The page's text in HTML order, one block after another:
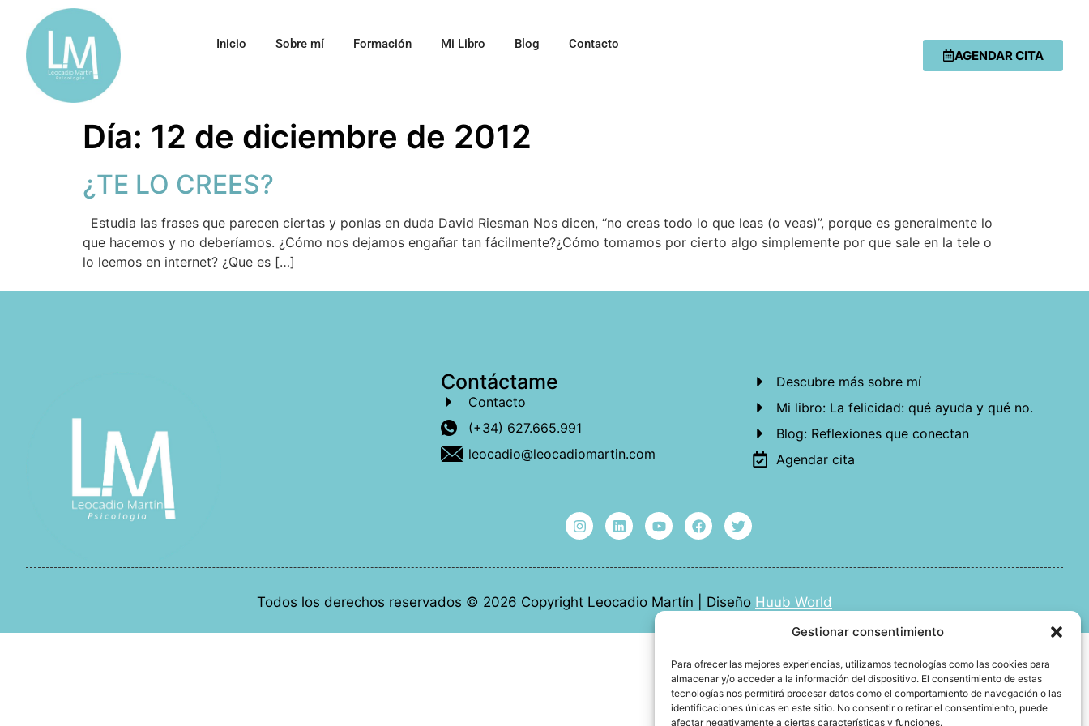
Gestionar consentimiento
Para ofrecer las mejores experiencias, utilizamos tecnologías como las cookies para
almacenar y/o acceder a la información del dispositivo. El consentimiento de estas
tecnologías nos permitirá procesar datos como el comportamiento de navegación o las
identificaciones únicas en este sitio. No consentir o retirar el consentimiento, puede
afectar negativamente a ciertas características y funciones.
Inicio Sobre mí Formación Mi Libro Blog Contacto
AGENDAR CITA
Día: 12 de diciembre de 2012
¿TE LO CREES?
Estudia las frases que parecen ciertas y ponlas en duda David Riesman Nos dicen, “no creas todo lo que leas (o veas)”, porque es generalmente lo
que hacemos y no deberíamos. ¿Cómo nos dejamos engañar tan fácilmente?¿Cómo tomamos por cierto algo simplemente por que sale en la tele o
lo leemos en internet? ¿Que es […]
Contáctame
Contacto
(+34) 627.665.991
leocadio@leocadiomartin.com
Descubre más sobre mí
Mi libro: La felicidad: qué ayuda y qué no.
Blog: Reflexiones que conectan
Agendar cita
Todos los derechos reservados © 2026 Copyright Leocadio Martín | Diseño Huub World